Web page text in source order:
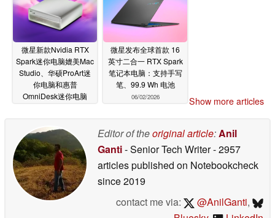
微星新款Nvidia RTX
Spark迷你电脑媲美Mac
Studio、华硕ProArt迷
你电脑和惠普
OmniDesk迷你电脑
微星发布全球首款 16
英寸二合一 RTX Spark
笔记本电脑：支持手写
笔、99.9 Wh 电池
06/02/2026 Show more articles
Editor of theoriginal article:Anil
Ganti- Senior Tech Writer- 2957
articles published on Notebookcheck
since 2019
contact me via:
@AnilGanti,